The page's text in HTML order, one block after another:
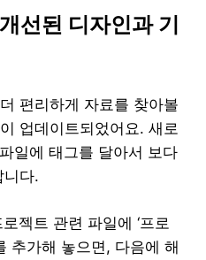
선된 디자인과 기
편리하게 자료를 찾아볼
업데이트되었어요. 새로
일에 태그를 달아서 보다
니다.
젝트 관련 파일에 ‘프로
추가해 놓으면, 다음에 해